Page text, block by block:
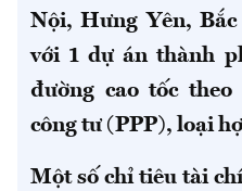
Nội, Hưng Yên,
với 1 dự án thành
đường cao tốc
công tư (PPP), loại
Một số chỉ tiêu tài